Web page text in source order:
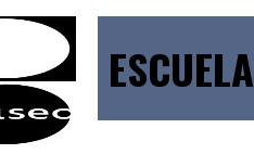
ESCUELA